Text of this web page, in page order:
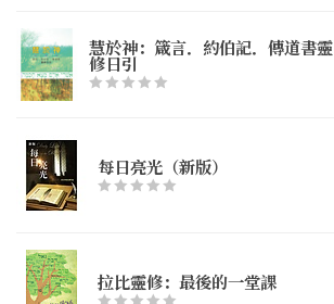
慧於神：箴言．約伯記．傳道書靈
修日引
每日亮光（新版）
拉比靈修：最後的一堂課